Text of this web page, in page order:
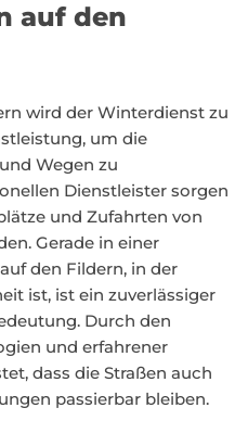
auf den
wird der Winterdienst zu
um die
Wegen zu
Dienstleister sorgen
und Zufahrten von
Gerade in einer
den Fildern, in der
ist, ist ein zuverlässiger
Durch den
und erfahrener
dass die Straßen auch
passierbar bleiben.